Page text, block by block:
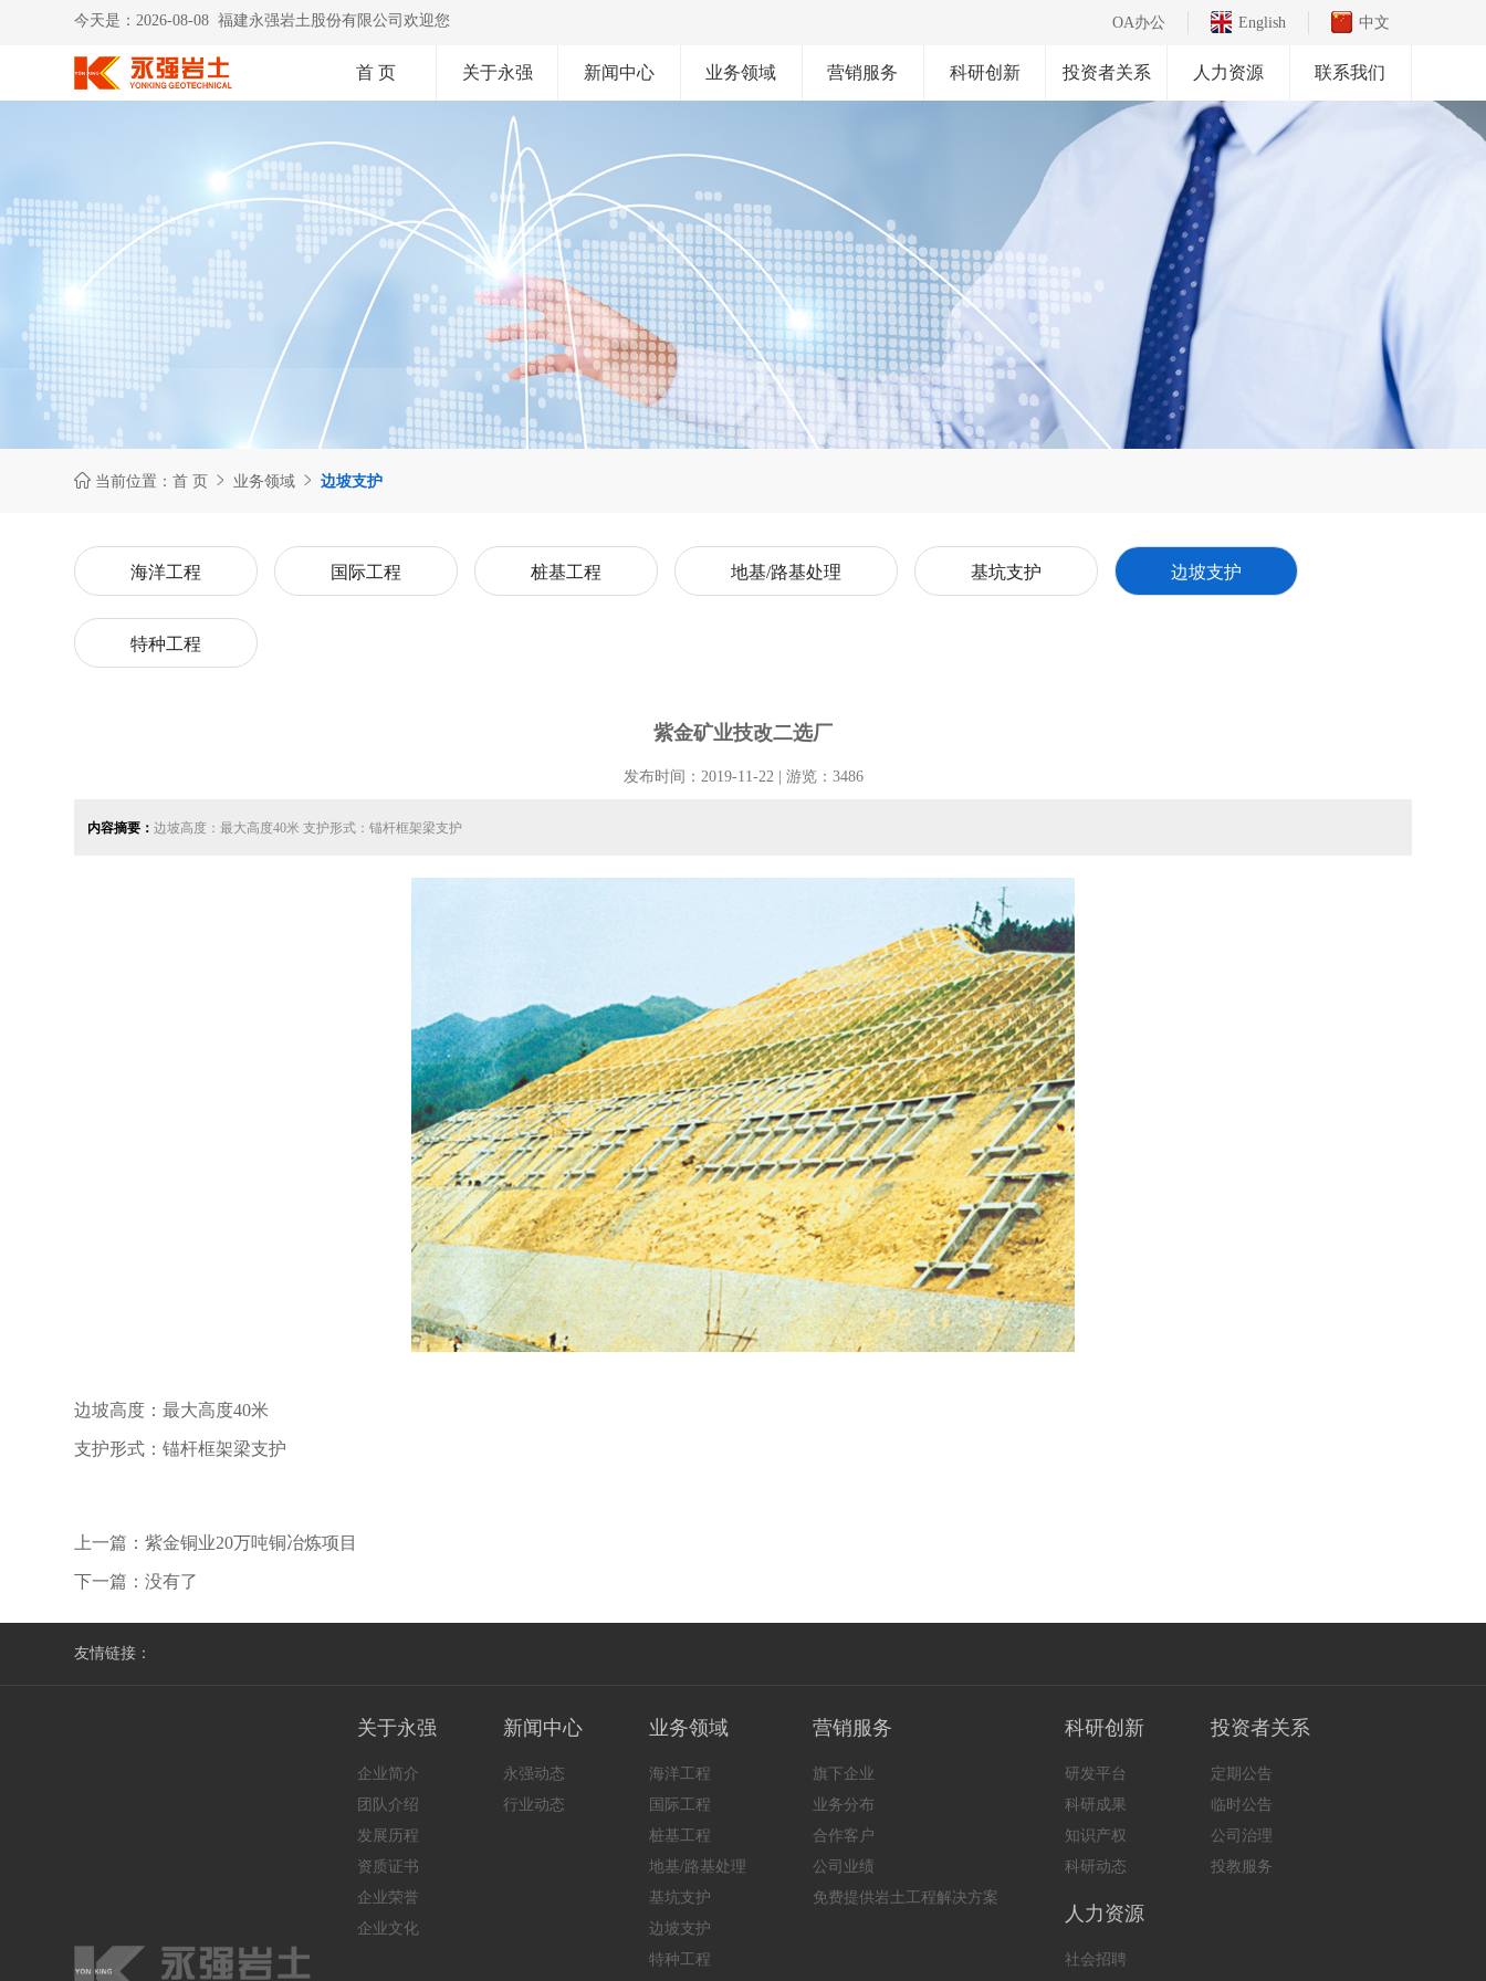
今天是：2026-08-08 福建永强岩土股份有限公司欢迎您 中文
English
OA办公
首 页 关于永强 新闻中心 业务领域 营销服务 科研创新 投资者关系 人力资源 联系我们
 当前位置：首 页  业务领域  边坡支护
海洋工程 国际工程 桩基工程 地基/路基处理 基坑支护 边坡支护
特种工程
紫金矿业技改二选厂
发布时间：2019-11-22 | 游览：3486
内容摘要：边坡高度：最大高度40米 支护形式：锚杆框架梁支护
边坡高度：最大高度40米
支护形式：锚杆框架梁支护
上一篇：紫金铜业20万吨铜冶炼项目
下一篇：没有了
友情链接：
关于永强
企业简介
团队介绍
发展历程
资质证书
企业荣誉
企业文化
新闻中心
永强动态
行业动态
业务领域
海洋工程
国际工程
桩基工程
地基/路基处理
基坑支护
边坡支护
特种工程
营销服务
旗下企业
业务分布
合作客户
公司业绩
免费提供岩土工程解决方案
科研创新
研发平台
科研成果
知识产权
科研动态
投资者关系
定期公告
临时公告
公司治理
投教服务
人力资源
社会招聘